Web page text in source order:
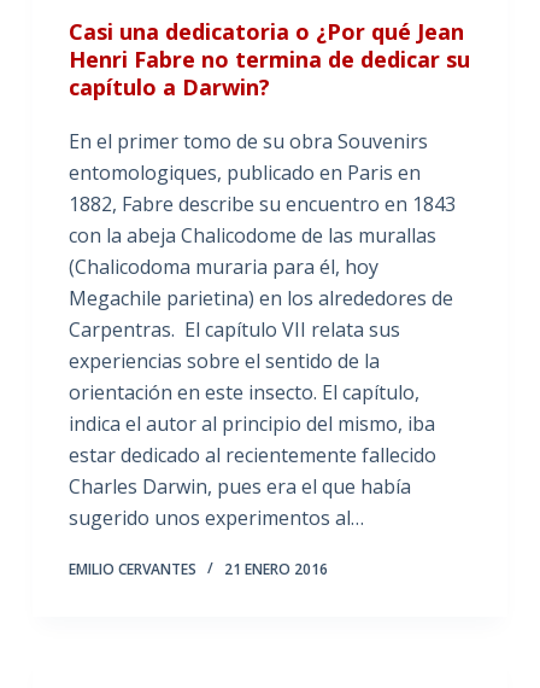
Casi una dedicatoria o ¿Por qué Jean
Henri Fabre no termina de dedicar su
capítulo a Darwin?
En el primer tomo de su obra Souvenirs
entomologiques, publicado en Paris en
1882, Fabre describe su encuentro en 1843
con la abeja Chalicodome de las murallas
(Chalicodoma muraria para él, hoy
Megachile parietina) en los alrededores de
Carpentras. El capítulo VII relata sus
experiencias sobre el sentido de la
orientación en este insecto. El capítulo,
indica el autor al principio del mismo, iba
estar dedicado al recientemente fallecido
Charles Darwin, pues era el que había
sugerido unos experimentos al…
EMILIO CERVANTES 21 ENERO 2016